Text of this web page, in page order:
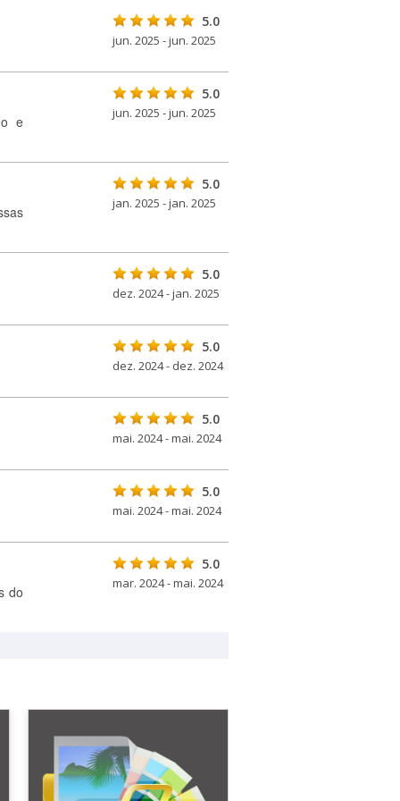
5.0
jun. 2025 - jun. 2025
e
5.0
jun. 2025 - jun. 2025
5.0
jan. 2025 - jan. 2025
5.0
dez. 2024 - jan. 2025
5.0
dez. 2024 - dez. 2024
5.0
mai. 2024 - mai. 2024
5.0
mai. 2024 - mai. 2024
do
5.0
mar. 2024 - mai. 2024